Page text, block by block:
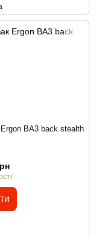
BA3 back stealth